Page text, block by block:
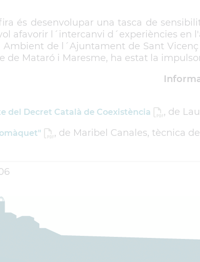
és desenvolupar una tasca de
afavorir l´intercanvi d´experiències en
Ambient de l´Ajuntament de Sant
de Mataró i Maresme, ha estat la
del Decret Català de Coexistència , de
, de Maribel Canales, tècnica